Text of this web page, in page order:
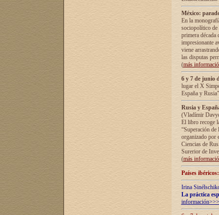
México:
En la
sociopolítico de
primera década
impresionante
viene
las disputas
(más
6 y 7 de junio
lugar el X
España y
Rusia y
(Vladímir
El libro recoge
“Superación
organizado por
Ciencias de
Surerior de
(más
Países
Irina
La práctica
información>>>